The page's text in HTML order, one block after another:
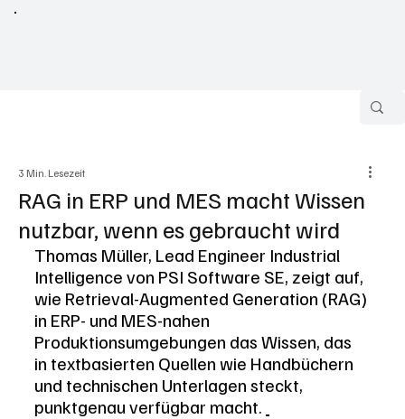
RAG in ERP und MES macht Wissen
nutzbar, wenn es gebraucht wird
3 Min. Lesezeit
Thomas Müller, Lead Engineer Industrial
Intelligence von PSI Software SE, zeigt auf,
wie Retrieval-Augmented Generation (RAG)
in ERP- und MES-nahen
Produktionsumgebungen das Wissen, das
in textbasierten Quellen wie Handbüchern
und technischen Unterlagen steckt,
punktgenau verfügbar macht.